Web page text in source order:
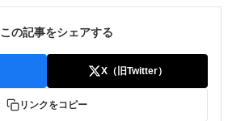
この記事をシェアする
X（旧Twitter）
リンクをコピー